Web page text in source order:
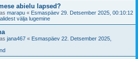
abielu lapsed?
marapu « Esmaspäev 29. Detsember 2025, 00:10:12
välja lugemine
jana467 « Esmaspäev 22. Detsember 2025,